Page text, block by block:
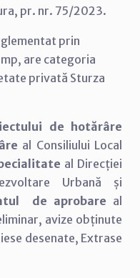
pr. nr. 75/2023.
prin
are categoria
privată Sturza
de hotărâre
al Consiliului Local
al Direcției
Urbană și
de aprobare al
avize obținute
desenate, Extrase